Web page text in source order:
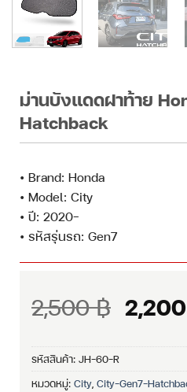
ม่านบังแดดฝาท้าย
Hatchback
• Brand: Honda
• Model: City
• ปี: 2020–
• รหัสรุ่นรถ: Gen7
2,500฿
price
was:
2,200
รหัสสินค้า: JH-60-R
หมวดหมู่: City, City-Gen7-